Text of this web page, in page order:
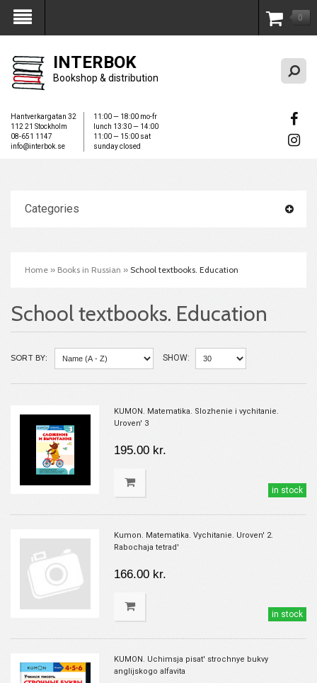
My Account 0
INTERBOK
Bookshop & distribution
Hantverkargatan 32
112 21 Stockholm
08-651 1147
info@interbok.se
11:00 — 18:00 mo-fr
lunch 13:30 — 14:00
11:00 — 15:00 sat
sunday closed
Categories
Home » Books in Russian » School textbooks. Education
School textbooks. Education
SORT BY: SHOW:
KUMON. Matematika. Slozhenie i vychitanie.
Uroven' 3
195.00 kr.
in stock
Kumon. Matematika. Vychitanie. Uroven' 2.
Rabochaja tetrad'
166.00 kr.
in stock
KUMON. Uchimsja pisat' strochnye bukvy
anglijskogo alfavita